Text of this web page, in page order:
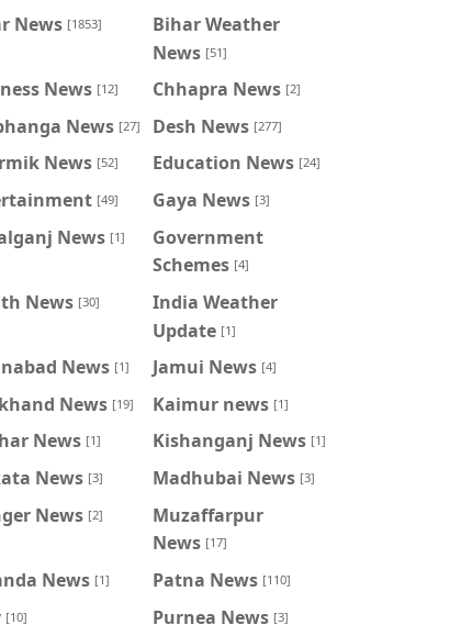
News [1853]
Bihar Weather
News [51]
News [12] Chhapra News [2]
News [27] Desh News [277]
News [52] Education News [24]
[49] Gaya News [3]
News [1]
Government
Schemes [4]
News [30]
India Weather
Update [1]
News [1] Jamui News [4]
News [19] Kaimur news [1]
News [1] Kishanganj News [1]
News [3] Madhubai News [3]
News [2]
Muzaffarpur
News [17]
News [1] Patna News [110]
[10] Purnea News [3]